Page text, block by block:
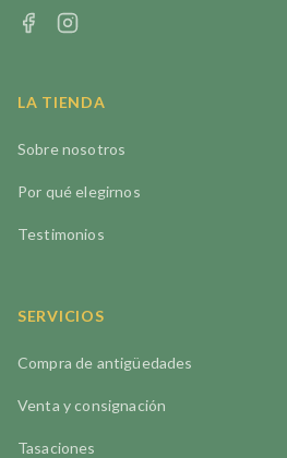
LA TIENDA
Sobre nosotros
Por qué elegirnos
Testimonios
SERVICIOS
Compra de antigüedades
Venta y consignación
Tasaciones